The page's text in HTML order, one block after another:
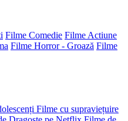
Filme Comedie Filme Actiune
Filme Horror - Groază Filme
Filme cu supraviețuire